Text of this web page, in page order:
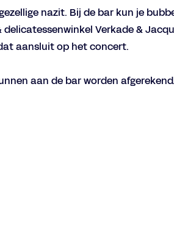
nazit. Bij de bar kun je
Verkade &
aansluit op het concert.
aan de bar worden afgerekend.